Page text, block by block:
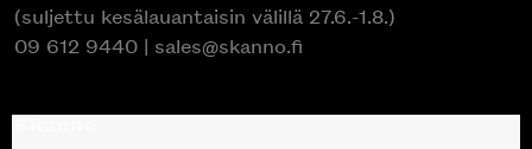
(suljettu kesälauantaisin välillä 27.6.-1.8.)
09 612 9440 | sales@skanno.fi
Skanno